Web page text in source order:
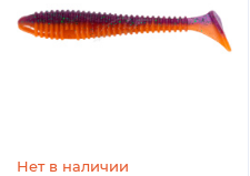
Нет в наличии